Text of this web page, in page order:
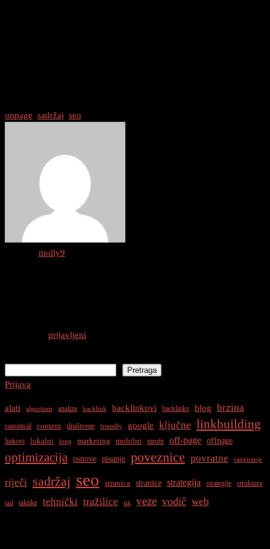
onpage sadržaj seo
molly9
prijavljeni
Pretraga
Prijava
alati algoritam analiza backlink backlinkovi backlinks blog brzina
canonical content društvene friendly google ključne linkbuilding
linkovi lokalni long marketing mobilni mreže off-page offpage
optimizacija osnove pisanje poveznice povratne rangiranje
riječi sadržaj seo stranica stranice strategija strategije struktura
tail taktike tehnički tražilice ux veze vodič web